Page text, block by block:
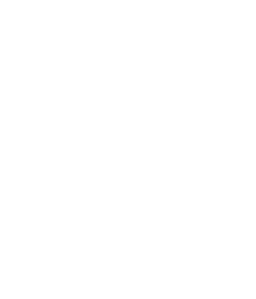
Beyaz rengi sayesinde
modern ya da